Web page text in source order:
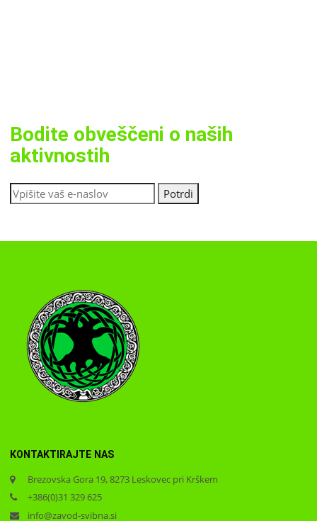
Bodite obveščeni o naših
aktivnostih
KONTAKTIRAJTE NAS
Brezovska Gora 19, 8273 Leskovec pri Krškem
+386(0)31 329 625
info@zavod-svibna.si